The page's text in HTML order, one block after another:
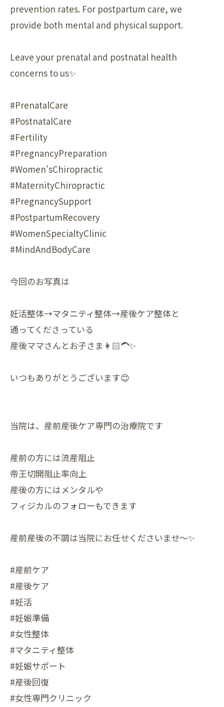
prevention rates. For postpartum care, we
provide both mental and physical support.
Leave your prenatal and postnatal health
concerns to us✨
#PrenatalCare
#PostnatalCare
#Fertility
#PregnancyPreparation
#Women'sChiropractic
#MaternityChiropractic
#PregnancySupport
#PostpartumRecovery
#WomenSpecialtyClinic
#MindAndBodyCare
今回のお写真は
妊活整体→マタニティ整体→産後ケア整体と
通ってくださっている
産後ママさんとお子さま👩🏻‍🦱✨
いつもありがとうございます😊
当院は、産前産後ケア専門の治療院です
産前の方には流産阻止
帝王切開阻止率向上
産後の方にはメンタルや
フィジカルのフォローもできます
産前産後の不調は当院にお任せくださいませ～✨
#産前ケア
#産後ケア
#妊活
#妊娠準備
#女性整体
#マタニティ整体
#妊娠サポート
#産後回復
#女性専門クリニック